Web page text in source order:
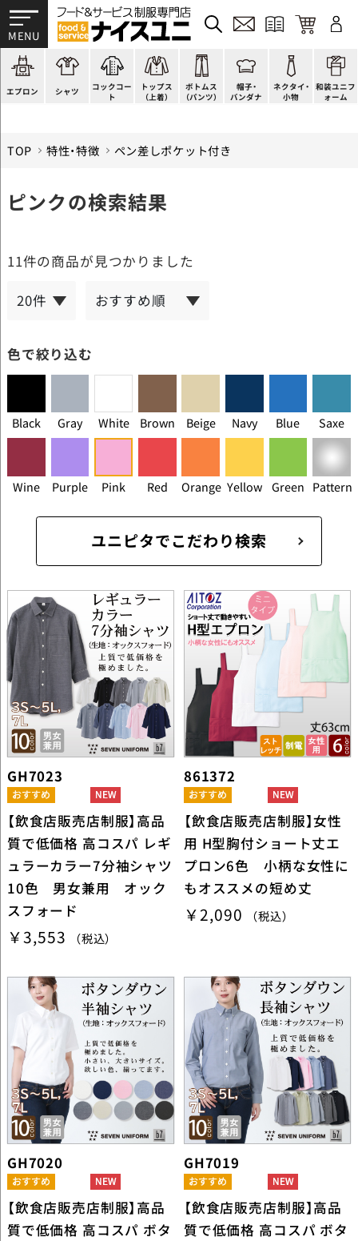
エプロン
かぶり型
スモック風
厨房用
ラップエプロン
シャツ
ピンタック
Tシャツ
ポロシャツ
和風シャツ(Asian)コックコー
ト
ショップコート
スタンダード
ファッション
キッズ
トップス
（上着）
法被(はっぴ)
調理白衣
カットソー
ジャンバー
ボトムス
（パンツ）
イージーパンツ
ワンピース
厨房シューズ
フロアシューズ
帽子・
バンダナ
洋帽子
コック帽
衛生帽子
ヘアネット
ネクタイ・
小物
ネクタイ
蝶ネクタイ
リボン・スカーフ
クロスタイ
和装ユニフ
ォーム
帯
草履、足袋など
着付小物
きもの
TOP 特性・特徴 ペン差しポケット付き
ピンクの検索結果
11件の商品が見つかりました
色で絞り込む
Black Gray White Brown Beige Navy Blue Saxe
Wine Purple Pink Red Orange Yellow Green Pattern
ユニピタでこだわり検索
GH7023
【飲食店販売店制服】高品
質で低価格 高コスパ レギ
ュラーカラー7分袖シャツ
10色 男女兼用 オック
スフォード
￥3,553 （税込）
861372
【飲食店販売店制服】女性
用 H型胸付ショート丈エ
プロン6色 小柄な女性に
もオススメの短め丈
￥2,090 （税込）
GH7020
【飲食店販売店制服】高品
質で低価格 高コスパ ボタ
GH7019
【飲食店販売店制服】高品
質で低価格 高コスパ ボタ